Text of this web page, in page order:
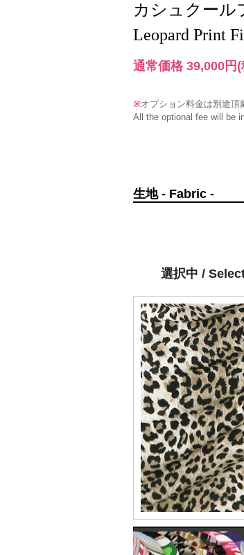
カシュクール
Leopard Print
通常価格 39,000円 (
※オプション料金は別途頂
All the optional fee will be
生地 - Fabric -
選択中 /